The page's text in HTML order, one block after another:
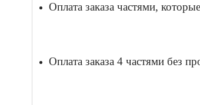
Оплата заказа частями,
Оплата заказа 4 частями без